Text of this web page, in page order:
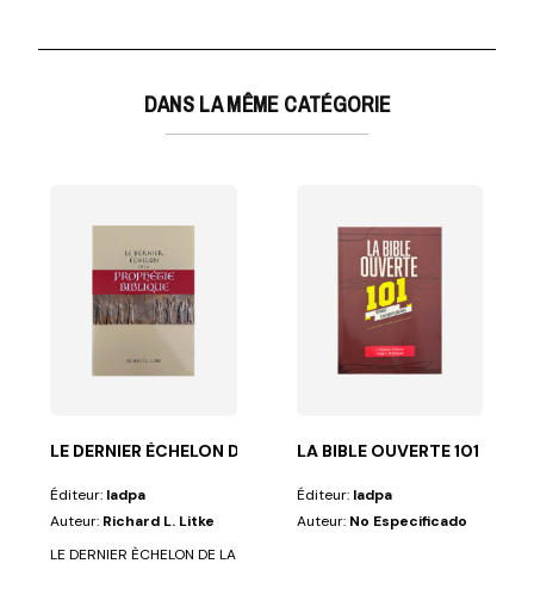
DANS LA MÊME CATÉGORIE
prophéties de...
LE DERNIER ÈCHELON DE LA PROPHETIE
Éditeur: Iadpa
Auteur: Richard L. Litke
LE DERNIER ÈCHELON DE LA PROPHETIE se concentre sur les
LA BIBLE OUVERTE 101
Éditeur: Iadpa
Auteur: No Especificado